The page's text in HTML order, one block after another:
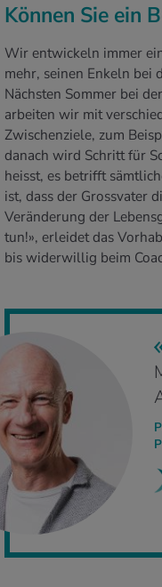
Können Sie ein
Wir entwickeln immer
mehr, seinen Enkeln bei
Nächsten Sommer bei der
arbeiten wir mit
Zwischenziele, zum
danach wird Schritt für
heisst, es betrifft
ist, dass der Grossvater
Veränderung der
tun!», erleidet das
bis widerwillig beim